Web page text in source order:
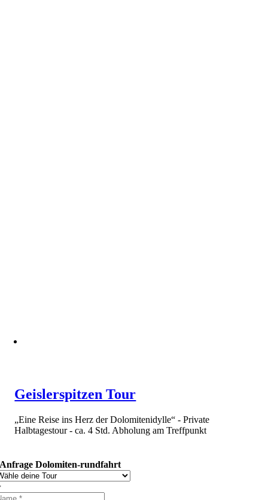
Geislerspitzen Tour
„Eine Reise ins Herz der Dolomitenidylle“ - Private
Halbtagestour - ca. 4 Std. Abholung am Treffpunkt
Anfrage Dolomiten-rundfahrt